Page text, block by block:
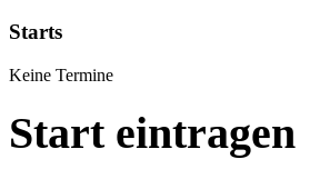
Starts
Keine Termine
Start eintragen